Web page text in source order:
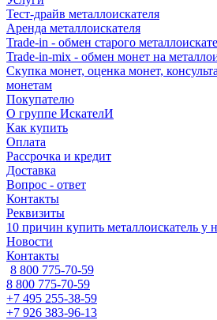
Тест-драйв металлоискателя
Аренда металлоискателя
Trade-in - обмен старого
Trade-in-mix - обмен монет на
Скупка монет, оценка монет,
монетам
Покупателю
О группе ИскателИ
Как купить
Оплата
Рассрочка и кредит
Доставка
Вопрос - ответ
Контакты
Реквизиты
10 причин купить металлоискатель у
Новости
Контакты
8 800 775-70-59
8 800 775-70-59
+7 495 255-38-59
+7 926 383-96-13